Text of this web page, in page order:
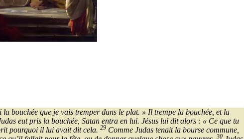
bouchée que je vais tremper dans le plat. » Il trempe la bouchée, et la
eut pris la bouchée, Satan entra en lui. Jésus lui dit alors : « Ce que tu
pourquoi il lui avait dit cela. 29 Comme Judas tenait la bourse commune,
30